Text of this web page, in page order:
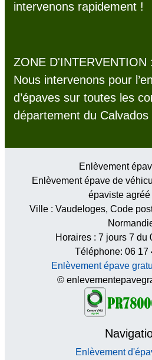
intervenons rapidement !
ZONE D'INTERVENTION :
Nous intervenons pour
d’épaves sur toutes les
département du Calvados
Enlèvement
Enlèvement épave de
épaviste agréé
Ville : Vaudeloges, Code
Horaires : 7 jours 7 du
Téléphone: 06 17
Enlèvement épave
©
Enlèvement